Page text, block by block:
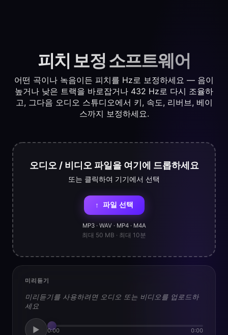
피치 보정 소프트웨어
어떤 곡이나 녹음이든 피치를 Hz로 보정하세요 — 음이
높거나 낮은 트랙을 바로잡거나 432 Hz로 다시 조율하
고, 그다음 오디오 스튜디오에서 키, 속도, 리버브, 베이
스까지 보정하세요.
오디오 / 비디오 파일을 여기에 드롭하세요
또는 클릭하여 기기에서 선택
↑ 파일 선택
MP3 · WAV · MP4 · M4A
최대 50 MB · 최대 10분
미리듣기
미리듣기를 사용하려면 오디오 또는 비디오를 업로드하
세요
▶ 0:00 0:00